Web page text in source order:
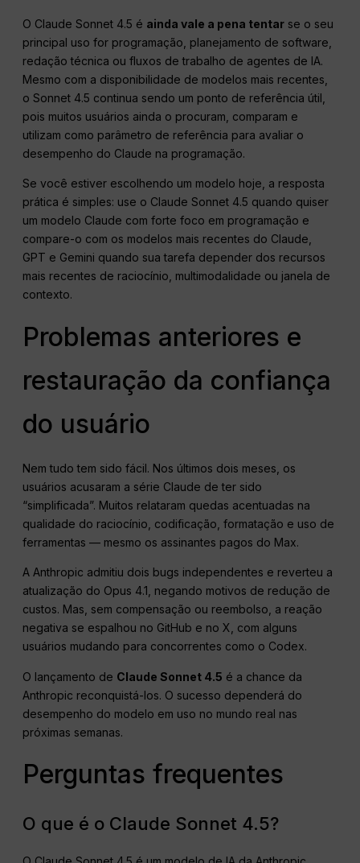
O Claude Sonnet 4.5 é ainda vale a pena tentar se o seu
principal uso for programação, planejamento de software,
redação técnica ou fluxos de trabalho de agentes de IA.
Mesmo com a disponibilidade de modelos mais recentes,
o Sonnet 4.5 continua sendo um ponto de referência útil,
pois muitos usuários ainda o procuram, comparam e
utilizam como parâmetro de referência para avaliar o
desempenho do Claude na programação.
Se você estiver escolhendo um modelo hoje, a resposta
prática é simples: use o Claude Sonnet 4.5 quando quiser
um modelo Claude com forte foco em programação e
compare-o com os modelos mais recentes do Claude,
GPT e Gemini quando sua tarefa depender dos recursos
mais recentes de raciocínio, multimodalidade ou janela de
contexto.
Problemas anteriores e
restauração da confiança
do usuário
Nem tudo tem sido fácil. Nos últimos dois meses, os
usuários acusaram a série Claude de ter sido
“simplificada”. Muitos relataram quedas acentuadas na
qualidade do raciocínio, codificação, formatação e uso de
ferramentas — mesmo os assinantes pagos do Max.
A Anthropic admitiu dois bugs independentes e reverteu a
atualização do Opus 4.1, negando motivos de redução de
custos. Mas, sem compensação ou reembolso, a reação
negativa se espalhou no GitHub e no X, com alguns
usuários mudando para concorrentes como o Codex.
O lançamento de Claude Sonnet 4.5 é a chance da
Anthropic reconquistá-los. O sucesso dependerá do
desempenho do modelo em uso no mundo real nas
próximas semanas.
Perguntas frequentes
O que é o Claude Sonnet 4.5?